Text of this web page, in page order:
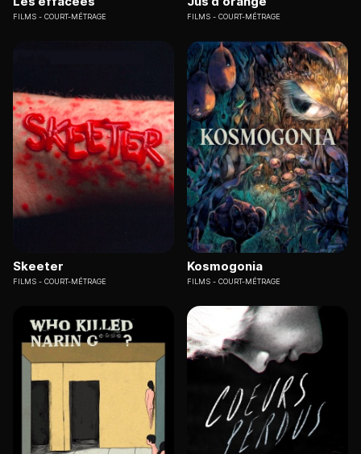
FILMS COURT-MÉTRAGE FILMS COURT-MÉTRAGE
Skeeter
FILMS COURT-MÉTRAGE
Kosmogonia
FILMS COURT-MÉTRAGE